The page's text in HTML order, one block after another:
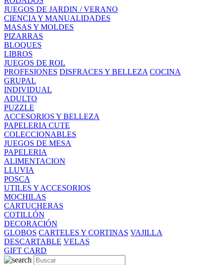
JUEGOS DE JARDIN / VERANO
CIENCIA Y MANUALIDADES
MASAS Y MOLDES
PIZARRAS
BLOQUES
LIBROS
JUEGOS DE ROL
PROFESIONES DISFRACES Y BELLEZA COCINA
GRUPAL
INDIVIDUAL
ADULTO
PUZZLE
ACCESORIOS Y BELLEZA
PAPELERIA CUTE
COLECCIONABLES
JUEGOS DE MESA
PAPELERIA
ALIMENTACION
LLUVIA
POSCA
UTILES Y ACCESORIOS
MOCHILAS
CARTUCHERAS
COTILLÓN
DECORACIÓN
GLOBOS CARTELES Y CORTINAS VAJILLA
DESCARTABLE VELAS
GIFT CARD